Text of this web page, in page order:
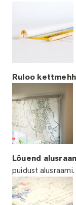
Ruloo
Lõuend
puidust alusraami.